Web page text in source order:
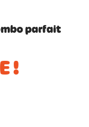
parfait
!